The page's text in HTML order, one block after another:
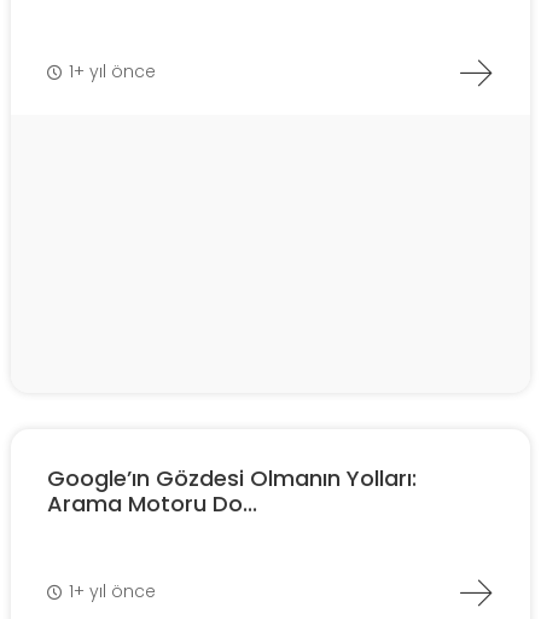
1+ yıl önce
Google’ın Gözdesi Olmanın Yolları:
Arama Motoru Do...
1+ yıl önce